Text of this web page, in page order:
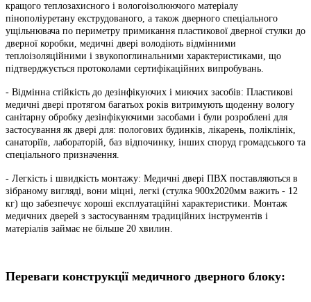
кращого теплозахисного і вологоізолюючого матеріалу
пінополіуретану екструдованого, а також дверного спеціального
ущільнювача по периметру примикання пластикової дверної стулки до
дверної коробки, медичні двері володіють відмінними
теплоізоляційними і звукопоглинальними характеристиками, що
підтверджується протоколами сертифікаційних випробувань.
- Відмінна стійкість до дезінфікуючих і миючих засобів: Пластикові
медичні двері протягом багатьох років витримують щоденну вологу
санітарну обробку дезінфікуючими засобами і були розроблені для
застосування як двері для: пологових будинків, лікарень, поліклінік,
санаторіїв, лабораторій, баз відпочинку, інших споруд громадського та
спеціального призначення.
- Легкість і швидкість монтажу: Медичні двері ПВХ поставляються в
зібраному вигляді, вони міцні, легкі (стулка 900х2020мм важить - 12
кг) що забезпечує хороші експлуатаційні характеристики. Монтаж
медичних дверей з застосуванням традиційних інструментів і
матеріалів займає не більше 20 хвилин.
Переваги конструкції медичного дверного блоку: